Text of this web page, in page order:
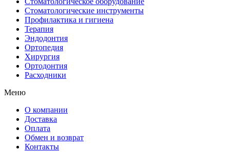
Стоматологические инструменты
Профилактика и гигиена
Терапия
Эндодонтия
Ортопедия
Хирургия
Ортодонтия
Расходники
Меню
О компании
Доставка
Оплата
Обмен и возврат
Контакты